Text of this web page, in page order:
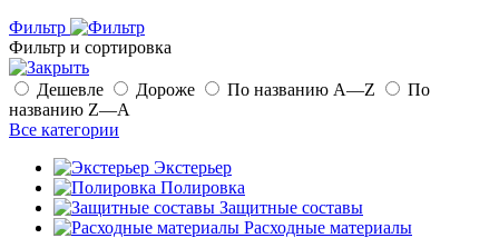
Фильтр
Фильтр и сортировка
Дешевле Дороже По названию A—Z
По
названию Z—A
Все категории
Экстерьер
Полировка
Защитные составы
Расходные материалы